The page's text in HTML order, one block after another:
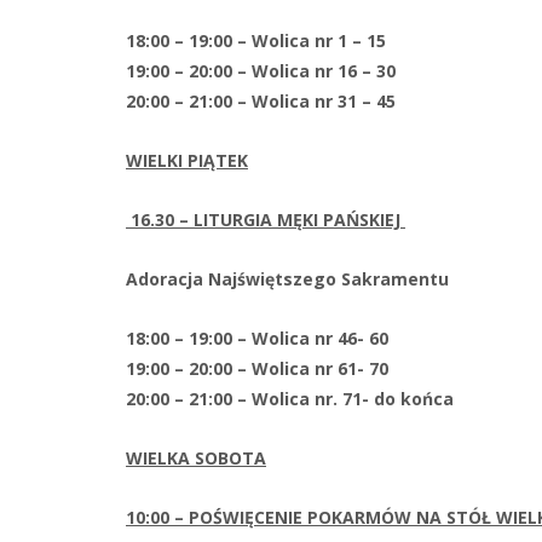
18:00 – 19:00 – Wolica nr 1 – 15
19:00 – 20:00 – Wolica nr 16 – 30
20:00 – 21:00 – Wolica nr 31 – 45
WIELKI PIĄTEK
16.30 – LITURGIA MĘKI PAŃSKIEJ
Adoracja Najświętszego Sakramentu
18:00 – 19:00 – Wolica nr 46- 60
19:00 – 20:00 – Wolica nr 61- 70
20:00 – 21:00 – Wolica nr. 71- do końca
WIELKA SOBOTA
10:00 – POŚWIĘCENIE POKARMÓW NA STÓŁ